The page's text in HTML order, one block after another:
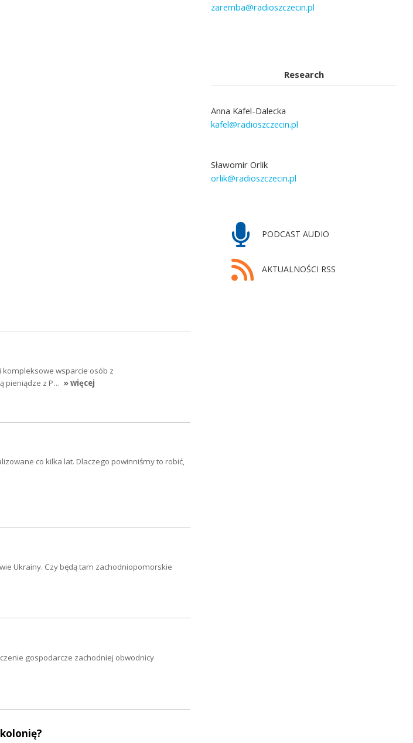
zaremba@radioszczecin.pl
Research
Anna Kafel-Dalecka
kafel@radioszczecin.pl
Sławomir Orlik
orlik@radioszczecin.pl
PODCAST AUDIO
AKTUALNOŚCI RSS
wsparcie osób z
pieniądze z P… » więcej
co kilka lat. Dlaczego powinniśmy to robić,
Ukrainy. Czy będą tam zachodniopomorskie
gospodarcze zachodniej obwodnicy